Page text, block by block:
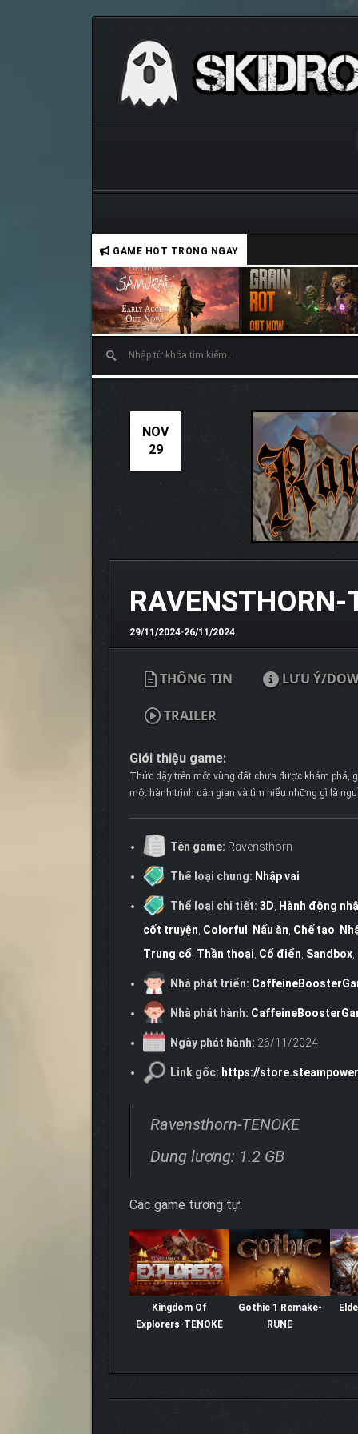
GAME HOT TRONG NGÀY
NOV
29
RAVENSTHORN-
29/11/2024•26/11/2024
THÔNG TIN LƯU Ý/
TRAILER
Giới thiệu game:
Thức dậy trên một vùng đất chưa được khám phá,
một hành trình dân gian và tìm hiểu những gì là
Tên game: Ravensthorn
Thể loại chung: Nhập vai
Thể loại chi tiết: 3D, Hành động
cốt truyện, Colorful , Nấu ăn, Chế tạo,
Trung cổ, Thần thoại, Cổ điển, Sandbox,
Nhà phát triển:
Nhà phát hành:
Ngày phát hành: 26/11/2024
Link gốc: https://
Ravensthorn-TENOKE
Dung lượng: 1.2 GB
Các game tương tự:
Kingdom Of
Explorers-TENOKE
Gothic 1 Remake-
RUNE